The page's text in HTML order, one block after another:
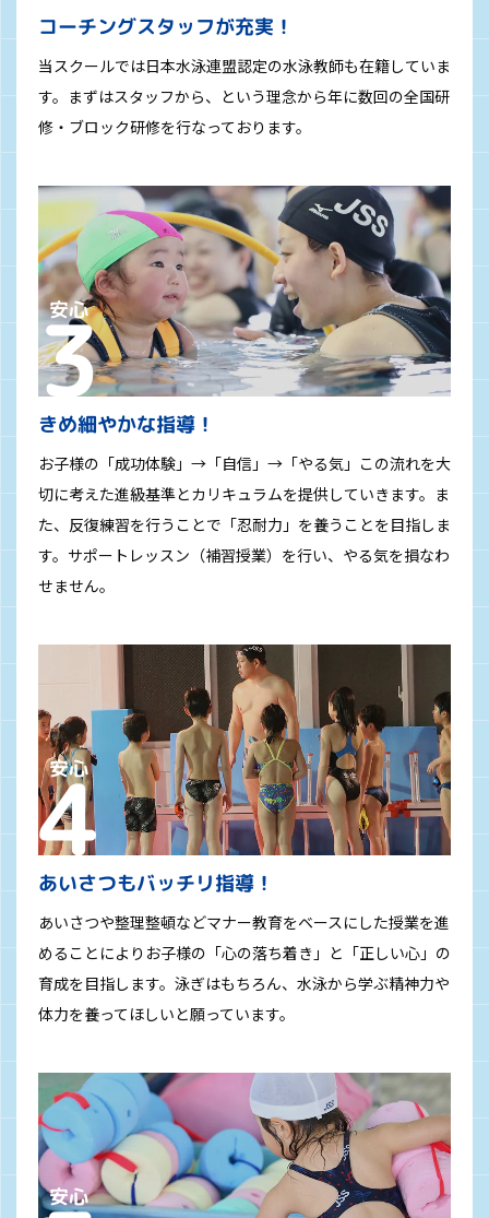
コーチングスタッフが充実！
当スクールでは日本水泳連盟認定の水泳教師も在籍していま
す。まずはスタッフから、という理念から年に数回の全国研
修・ブロック研修を行なっております。
きめ細やかな指導！
お子様の「成功体験」→「自信」→「やる気」この流れを大
切に考えた進級基準とカリキュラムを提供していきます。ま
た、反復練習を行うことで「忍耐力」を養うことを目指しま
す。サポートレッスン（補習授業）を行い、やる気を損なわ
せません。
あいさつもバッチリ指導！
あいさつや整理整頓などマナー教育をベースにした授業を進
めることによりお子様の「心の落ち着き」と「正しい心」の
育成を目指します。泳ぎはもちろん、水泳から学ぶ精神力や
体力を養ってほしいと願っています。